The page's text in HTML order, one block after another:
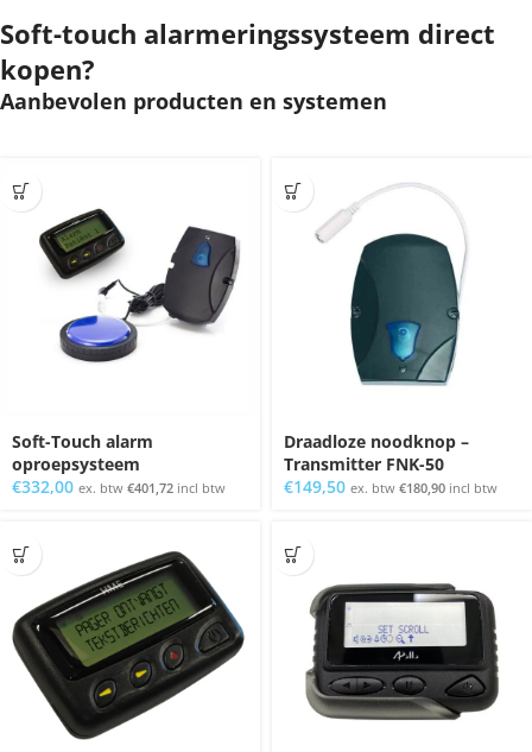
Soft-touch alarmeringssysteem direct
kopen?
Aanbevolen producten en systemen
Soft-Touch alarm
oproepsysteem
€332,00 ex. btw €401,72 incl btw
Draadloze noodknop –
Transmitter FNK-50
€149,50 ex. btw €180,90 incl btw